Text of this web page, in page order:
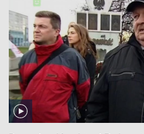
sylwetkę Tadeusza mamy nadzieję
w jaki - jak chcą członkowie fundacji